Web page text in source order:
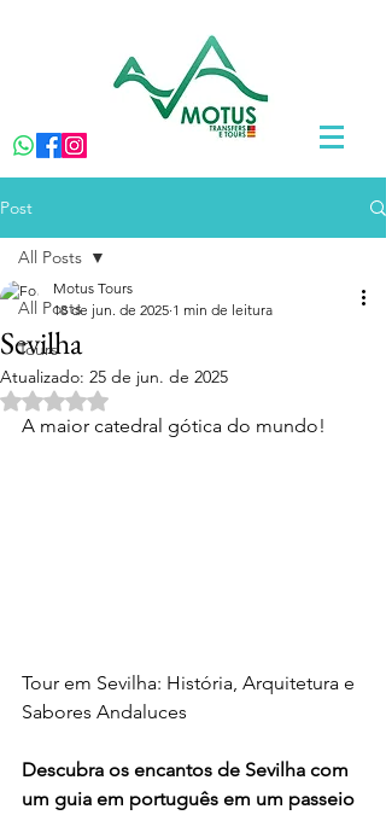
Post
All Posts
Tours
All Posts
Sevilha
Motus Tours
18 de jun. de 2025 1 min de leitura
Atualizado: 25 de jun. de 2025
Avaliado com NaN de 5 estrelas.
A maior catedral gótica do mundo!
Tour em Sevilha: História, Arquitetura e
Sabores Andaluces
Descubra os encantos de Sevilha com
um guia em português em um passeio